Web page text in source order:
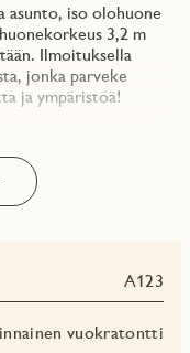
asunto, iso olohuone
3,2 m
Ilmoituksella
jonka parveke
ja ympäristöä!
kalusteovissa herkkä
tuo
kylpyhuoneessa
vaikka heti!
A123
vuokratontti